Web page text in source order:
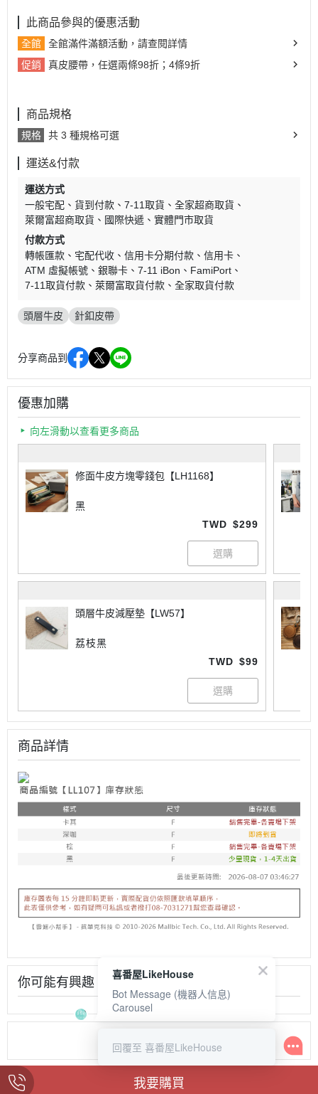
此商品參與的優惠活動
全館
全館滿件滿額活動，請查閱詳情
促銷
真皮腰帶，任選兩條98折；4條9折
商品規格
規格 共 3 種規格可選
運送&付款
運送方式
一般宅配
貨到付款 7-11取貨
全家超商取貨
萊爾富超商取貨
國際快遞
實體門市取貨
付款方式
轉帳匯款
宅配代收 信用卡分期付款
信用卡
ATM 虛擬帳號
銀聯卡 7-11 iBon
FamiPort
7-11取貨付款
萊爾富取貨付款 全家取貨付款
頭層牛皮 針釦皮帶
分享商品到
優惠加購
向左滑動以查看更多商品
修面牛皮方塊零錢包【LH1168】
黑
TWD $299
頭層牛皮減壓墊【LW57】
荔枝黑
TWD $99
商品詳情
你可能有興趣
我要購買
喜番屋LikeHouse
Bot Message (機器人信息)
Carousel
回覆至 喜番屋LikeHouse